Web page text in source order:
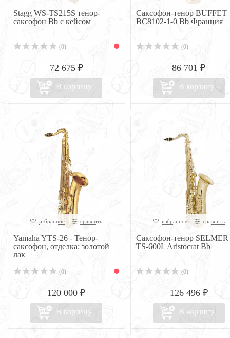
Stagg WS-TS215S тенор-
саксофон Bb с кейсом
(0)
72 675 ₽
В корзину
Саксофон-тенор BUFFET
BC8102-1-0 Bb Франция
(0)
86 701 ₽
В корзину
избранное сравнить
Yamaha YTS-26 - Тенор-
саксофон, отделка: золотой
лак
(0)
120 000 ₽
В корзину
избранное сравнить
Саксофон-тенор SELMER
TS-600L Aristocrat Bb
(0)
126 496 ₽
В корзину